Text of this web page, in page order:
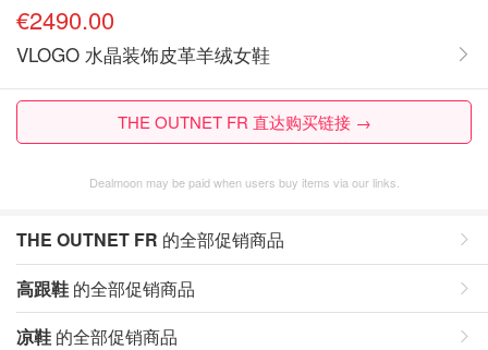
€2490.00
VLOGO 水晶装饰皮革羊绒女鞋
THE OUTNET FR 直达购买链接 →
Dealmoon may be paid when users buy items via our links.
THE OUTNET FR 的全部促销商品
高跟鞋 的全部促销商品
凉鞋 的全部促销商品